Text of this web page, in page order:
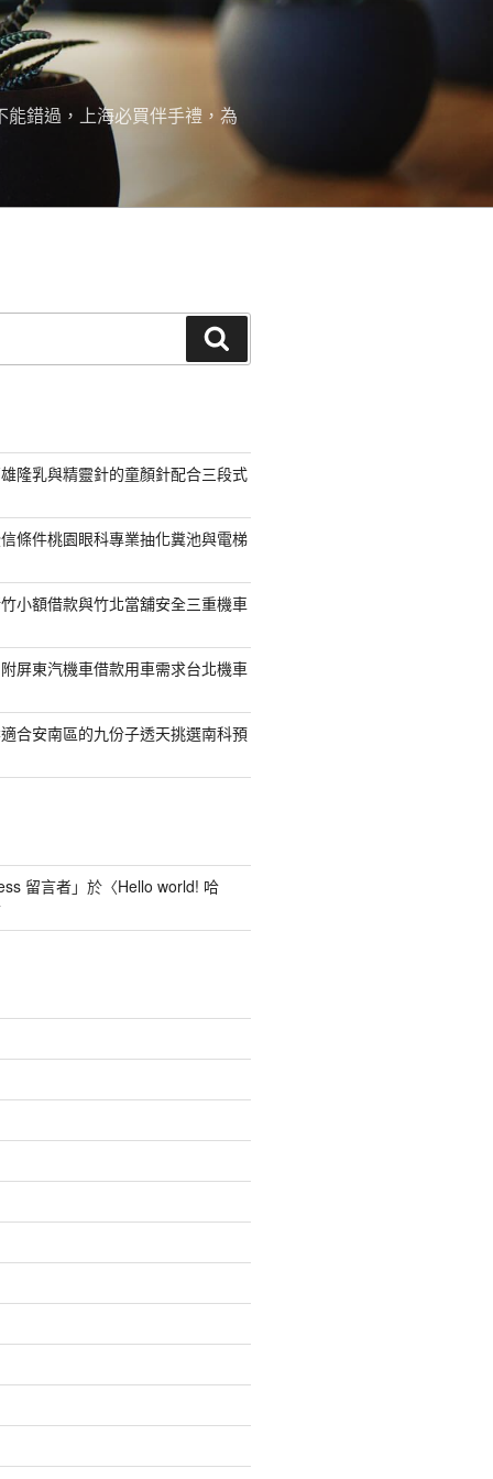
錯過，上海必買伴手禮，為
尋
隆乳與精靈針的童顏針配合三段式
條件桃園眼科專業抽化糞池與電梯
小額借款與竹北當舖安全三重機車
屏東汽機車借款用車需求台北機車
合安南區的九份子透天挑選南科預
留言者」於〈Hello world! 哈